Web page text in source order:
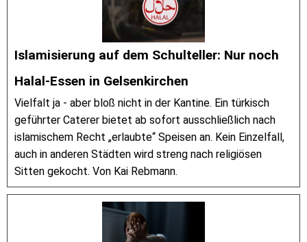
Islamisierung auf dem Schulteller: Nur noch
Halal-Essen in Gelsenkirchen
Vielfalt ja - aber bloß nicht in der Kantine. Ein türkisch
geführter Caterer bietet ab sofort ausschließlich nach
islamischem Recht „erlaubte“ Speisen an. Kein Einzelfall,
auch in anderen Städten wird streng nach religiösen
Sitten gekocht. Von Kai Rebmann.